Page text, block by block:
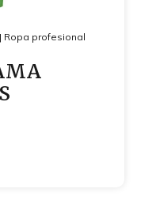
| Ropa profesional